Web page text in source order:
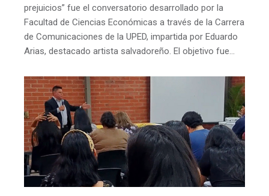
prejuicios” fue el conversatorio desarrollado por la
Facultad de Ciencias Económicas a través de la Carrera
de Comunicaciones de la UPED, impartida por Eduardo
Arias, destacado artista salvadoreño. El objetivo fue…